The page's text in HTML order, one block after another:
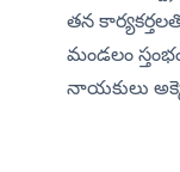
తన
మండలం
నాయకులు